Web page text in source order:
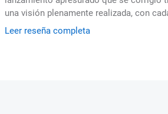
una visión plenamente realizada, con
Leer reseña completa